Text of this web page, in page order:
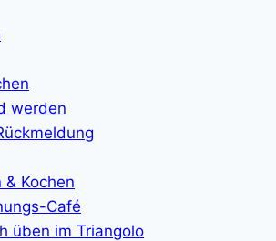
werden
& Kochen
Café
üben im Triangolo